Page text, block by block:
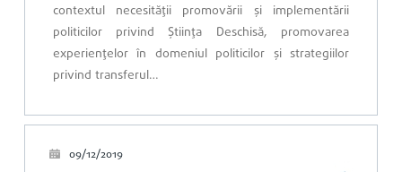
contextul necesității promovării și implementării
politicilor privind Știința Deschisă, promovarea
experiențelor în domeniul politicilor și strategiilor
privind transferul…
09/12/2019